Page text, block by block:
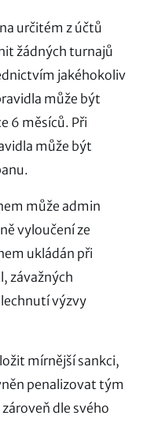
určitém z účtů
žádných turnajů
jakéhokoliv
může být
6 měsíců. Při
může být
může admin
vyloučení ze
ukládán při
závažných
výzvy
mírnější sankci,
penalizovat tým
dle svého